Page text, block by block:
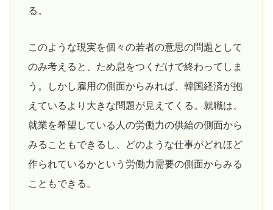
る。
このような現実を個々の若者の意思の問題として
のみ考えると、ため息をつくだけで終わってしま
う。しかし雇用の側面からみれば、韓国経済が抱
えているより大きな問題が見えてくる。就職は、
就業を希望している人の労働力の供給の側面から
みることもできるし、どのような仕事がどれほど
作られているかという労働力需要の側面からみる
こともできる。